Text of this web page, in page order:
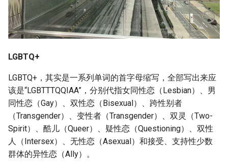
LGBTQ+
LGBTQ+，其实是一系列单词的首字母缩写，全部写出来应
该是“LGBTTTQQIAA”，分别代指女同性恋（Lesbian）、男
同性恋（Gay）、双性恋（Bisexual）、跨性别者
（Transgender）、变性者（Transgender）、双灵（Two-
Spirit）、酷儿（Queer）、疑性恋（Questioning）、双性
人（Intersex）、无性恋（Asexual）和接受、支持性少数
群体的异性恋（Ally）。